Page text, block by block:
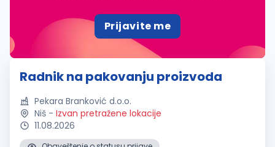
Prijavite me
Radnik na pakovanju proizvoda
Pekara Branković d.o.o.
Niš - Izvan pretražene lokacije
11.08.2026